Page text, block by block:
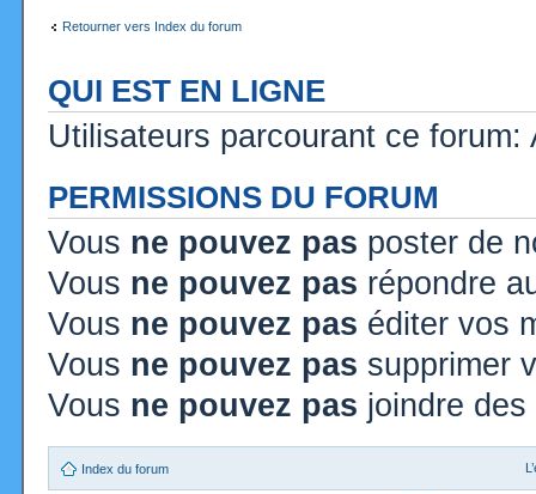
Retourner vers Index du forum
QUI EST EN LIGNE
Utilisateurs parcourant ce
PERMISSIONS DU FORUM
Vous ne pouvez pas poster de
Vous ne pouvez pas répondre
Vous ne pouvez pas éditer vos
Vous ne pouvez pas supprimer
Vous ne pouvez pas joindre
Index du forum